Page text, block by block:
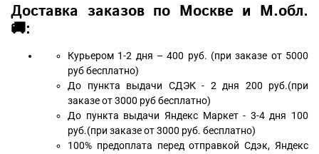
Доставка заказов по Москве и М.обл.
🚚:
Курьером 1-2 дня – 400 руб. (при заказе от 5000
руб бесплатно)
До пункта выдачи СДЭК - 2 дня 200 руб.(при
заказе от 3000 руб бесплатно)
До пункта выдачи Яндекс Маркет - 3-4 дня 100
руб.(при заказе от 3000 руб. бесплатно)
100% предоплата перед отправкой Сдэк, Яндекс